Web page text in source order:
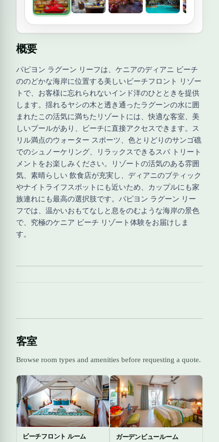
概要
パピヨン ラグーン リーフは、ケニアのディアニ ビーチ
ののどかな海岸に位置する美しいビーチフロント リゾー
トで、お客様に忘れられないインド洋のひとときを提供
します。揺れるヤシの木と透き通ったラグーンの水に囲
まれたこの活気に満ちたリゾートには、快適な客室、美
しいプールがあり、ビーチに直接アクセスできます。ス
リル満点のウォーター スポーツ、色とりどりのサンゴ礁
でのシュノーケリング、リラックスできるスパ トリート
メントをお楽しみください。リゾートの活気のある雰囲
気、素晴らしい 飲食店が充実し、ディアニのブティック
やナイトライフスポットにも近いため、カップルにも家
族連れにも最高の選択肢です。パピヨン ラグーン リー
フでは、温かいおもてなしと息をのむような海岸の景色
で、究極のケニア ビーチ リゾート体験をお届けしま
す。
客室
Browse room types and amenities before requesting a quote.
ビーチフロント ルーム
ガーデンビュールーム